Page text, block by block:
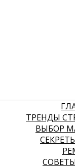
ТРЕНДЫ
ВЫБОР